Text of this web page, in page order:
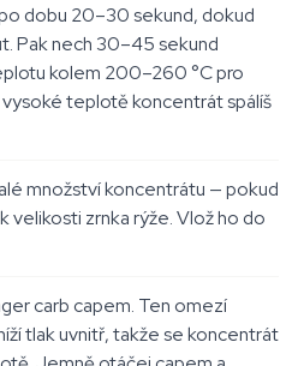
dobu 20–30 sekund, dokud
Pak nech 30–45 sekund
kolem 200–260 °C pro
vysoké teplotě koncentrát spálíš
množství koncentrátu — pokud
velikosti zrnka rýže. Vlož ho do
carb capem. Ten omezí
tlak uvnitř, takže se koncentrát